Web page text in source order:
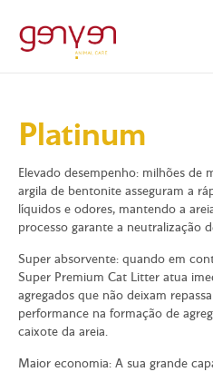
Platinum
Elevado desempenho: milhões de
argila de bentonite asseguram a
líquidos e odores, mantendo a
processo garante a neutralização
Super absorvente: quando em
Super Premium Cat Litter atua
agregados que não deixam
performance na formação de
caixote da areia.
Maior economia: A sua grande